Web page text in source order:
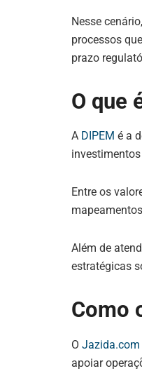
Nesse
processos
prazo
O que
A DIPEM é a
Entre os
Além de
estratégicas
Como
O Jazida.com
apoiar